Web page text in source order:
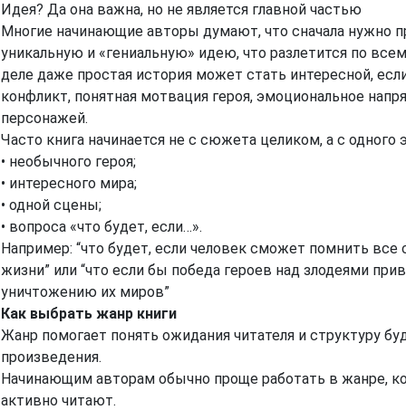
Идея? Да она важна, но не является главной частью
Многие начинающие авторы думают, что сначала нужно
уникальную и «гениальную» идею, что разлетится по
деле даже простая история может стать интересной,
конфликт, понятная мотвация героя, эмоциональное
персонажей.
Часто книга начинается не с сюжета целиком, а с одного
• необычного героя;
• интересного мира;
• одной сцены;
• вопроса «что будет, если…».
Например: “что будет, если человек сможет помнить
жизни” или “что если бы победа героев над злодеями
уничтожению их миров”
Как выбрать жанр книги
Жанр помогает понять ожидания читателя и структуру
произведения.
Начинающим авторам обычно проще работать в жанре,
активно читают.